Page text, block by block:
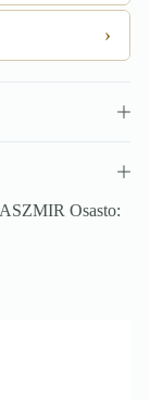
›
Osasto: